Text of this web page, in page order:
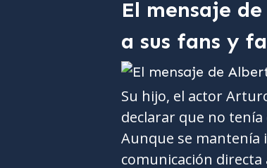
El mensaje
a sus fans y
Su hijo, el actor
declarar que no
Aunque se mantenía
comunicación